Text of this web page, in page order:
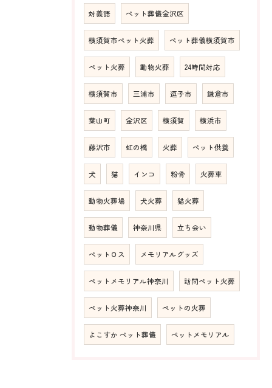
対義語 ペット葬儀金沢区
横須賀市ペット火葬 ペット葬儀横須賀市
ペット火葬 動物火葬 24時間対応
横須賀市 三浦市 逗子市 鎌倉市
葉山町 金沢区 横須賀 横浜市
藤沢市 虹の橋 火葬 ペット供養
犬 猫 インコ 粉骨 火葬車
動物火葬場 犬火葬 猫火葬
動物葬儀 神奈川県 立ち会い
ペットロス メモリアルグッズ
ペットメモリアル神奈川 訪問ペット火葬
ペット火葬神奈川 ペットの火葬
よこすか ペット葬儀 ペットメモリアル